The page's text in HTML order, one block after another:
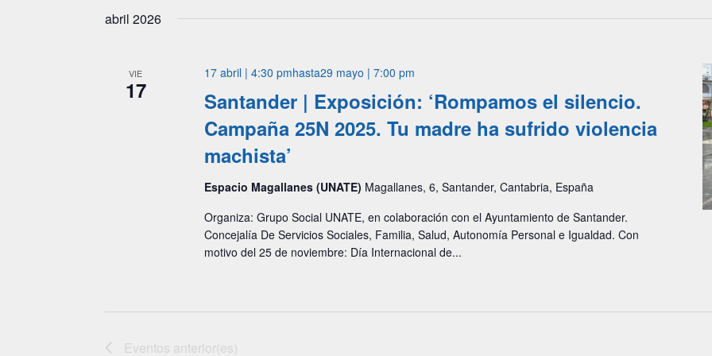
abril 2026
VIE
17
Santander | Exposición: ‘Rompamos el silencio.
Campaña 25N 2025. Tu madre ha sufrido violencia
machista’
17 abril | 4:30 pmhasta29 mayo | 7:00 pm
Espacio Magallanes (UNATE) Magallanes, 6, Santander, Cantabria, España
Organiza: Grupo Social UNATE, en colaboración con el Ayuntamiento de Santander.
Concejalía De Servicios Sociales, Familia, Salud, Autonomía Personal e Igualdad. Con
motivo del 25 de noviembre: Día Internacional de...
Eventos anterior(es)